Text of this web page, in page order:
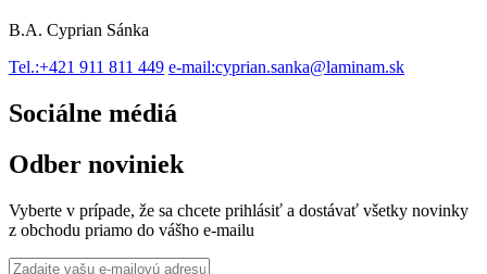
B.A. Cyprian Sánka
Tel.:+421 911 811 449 e-mail:cyprian.sanka@laminam.sk
Sociálne médiá
Odber noviniek
Vyberte v prípade, že sa chcete prihlásiť a dostávať všetky novinky
z obchodu priamo do vášho e-mailu